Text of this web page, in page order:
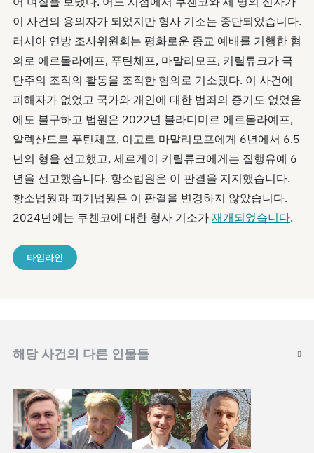
이 사건의 용의자가 되었지만 형사 기소는 중단되었습니다.
러시아 연방 조사위원회는 평화로운 종교 예배를 거행한 혐
의로 에르몰라예프, 푸틴체프, 마말리모프, 키릴류크가 극
단주의 조직의 활동을 조직한 혐의로 기소됐다. 이 사건에
피해자가 없었고 국가와 개인에 대한 범죄의 증거도 없었음
에도 불구하고 법원은 2022년 블라디미르 에르몰라예프,
알렉산드르 푸틴체프, 이고르 마말리모프에게 6년에서 6.5
년의 형을 선고했고, 세르게이 키릴류크에게는 집행유예 6
년을 선고했습니다. 항소법원은 이 판결을 지지했습니다.
항소법원과 파기법원은 이 판결을 변경하지 않았습니다.
2024년에는 쿠첸코에 대한 형사 기소가 재개되었습니다.
타임라인
해당 사건의 다른 인물들